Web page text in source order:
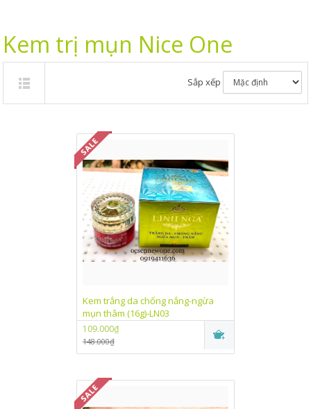
Kem trị mụn Nice One
Sắp xếp
Kem trắng da chống nắng-ngừa
mụn thâm (16g)-LN03
109.000₫
148.000₫